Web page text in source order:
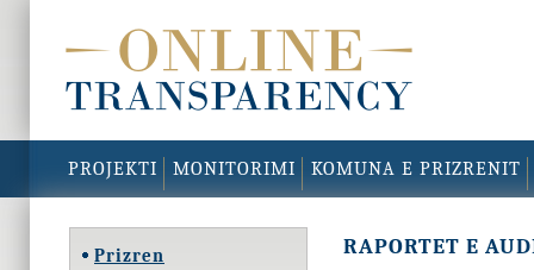
PROJEKTI MONITORIMI KOMUNA E PRIZRENIT
Prizren
RAPORTET E